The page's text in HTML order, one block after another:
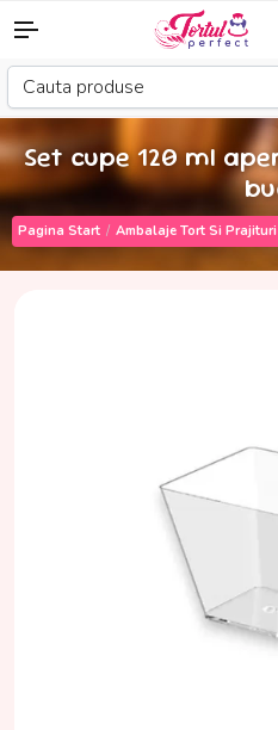
Set cupe 120 ml
Pagina Start Ambalaje Tort Si Prajituri